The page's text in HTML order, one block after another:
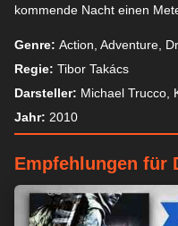
kommende Nacht einen
Genre: Action, Adventure,
Regie: Tibor Takács
Darsteller: Michael Trucco,
Jahr: 2010
Empfehlungen für